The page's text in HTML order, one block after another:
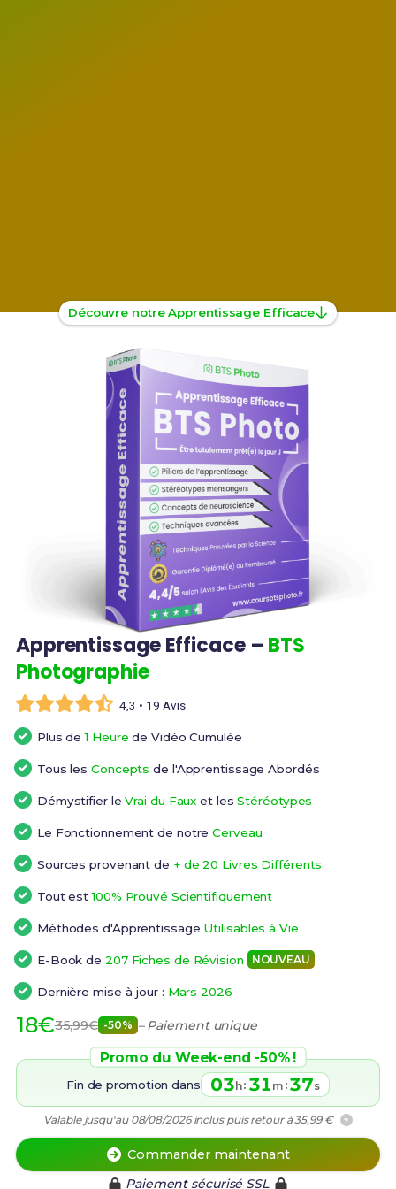
Découvre notre Apprentissage Efficace
Apprentissage Efficace – BTS
Photographie
4,3 • 19 Avis
Plus de1 Heure de Vidéo Cumulée
Tous lesConcepts de l'Apprentissage Abordés
Démystifier leVrai du Faux et lesStéréotypes
Le Fonctionnement de notreCerveau
Sources provenant de + de 20 Livres Différents
Tout est100% Prouvé Scientifiquement
Méthodes d'Apprentissage Utilisables à Vie
E-Book de 207 Fiches de Révision NOUVEAU
Dernière mise à jour : Mars 2026
18€35,99€ -50% – Paiement unique
Promo du Week-end -50% !
Fin de promotion dans 03 h: 31 m :36s
Valable jusqu'au 08/08/2026 inclus puis retour à 35,99 € ?
Commander maintenant
Paiement sécurisé SSL